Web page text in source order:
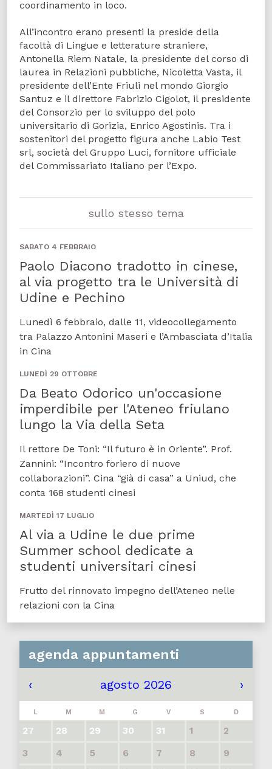
coordinamento in loco.
All’incontro erano presenti la preside della
facoltà di Lingue e letterature straniere,
Antonella Riem Natale, la presidente del corso di
laurea in Relazioni pubbliche, Nicoletta Vasta, il
presidente dell’Ente Friuli nel mondo Giorgio
Santuz e il direttore Fabrizio Cigolot, il presidente
del Consorzio per lo sviluppo del polo
universitario di Gorizia, Enrico Agostinis. Tra i
sostenitori del progetto figura anche Labio Test
srl, società del Gruppo Luci, fornitore ufficiale
del Commissariato Italiano per l’Expo.
sullo stesso tema
SABATO 4 FEBBRAIO
Paolo Diacono tradotto in cinese,
al via progetto tra le Università di
Udine e Pechino
Lunedì 6 febbraio, dalle 11, videocollegamento
tra Palazzo Antonini Maseri e l’Ambasciata d’Italia
in Cina
LUNEDÌ 29 OTTOBRE
Da Beato Odorico un'occasione
imperdibile per l'Ateneo friulano
lungo la Via della Seta
Il rettore De Toni: “Il futuro è in Oriente”. Prof.
Zannini: “Incontro foriero di nuove
collaborazioni”. Cina “già di casa” a Uniud, che
conta 168 studenti cinesi
MARTEDÌ 17 LUGLIO
Al via a Udine le due prime
Summer school dedicate a
studenti universitari cinesi
Frutto del rinnovato impegno dell’Ateneo nelle
relazioni con la Cina
agenda appuntamenti
‹ agosto 2026 ›
L M M G V S D
27 28 29 30 31 1
2
3
4 5 6 7 8
9